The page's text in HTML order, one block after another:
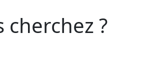
cherchez ?